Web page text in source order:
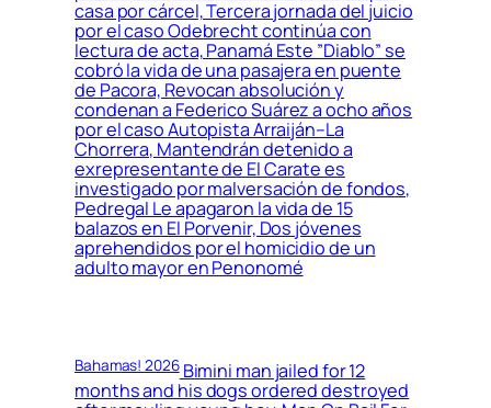
casa por cárcel, Tercera jornada del juicio
por el caso Odebrecht continúa con
lectura de acta, Panamá Este ”Diablo” se
cobró la vida de una pasajera en puente
de Pacora, Revocan absolución y
condenan a Federico Suárez a ocho años
por el caso Autopista Arraiján–La
Chorrera, Mantendrán detenido a
exrepresentante de El Carate es
investigado por malversación de fondos,
Pedregal Le apagaron la vida de 15
balazos en El Porvenir, Dos jóvenes
aprehendidos por el homicidio de un
adulto mayor en Penonomé
Bahamas! 2026Bimini man jailed for 12
months and his dogs ordered destroyed